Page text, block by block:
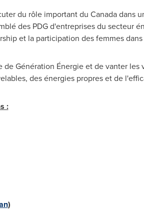
du rôle important du Canadadans
des PDG d'entreprises du secteur
et la participation des femmes
Génération Énergie et de vanter les
des énergies propres et de
:
)